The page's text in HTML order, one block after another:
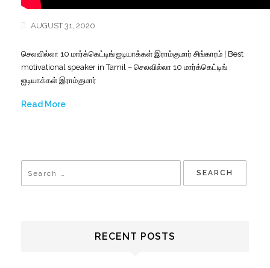
AUGUST 31, 2020
செலவில்லா 10 மார்க்கெட்டிங் ஐடியாக்கள் இராம்குமார் சிங்காரம் | Best
motivational speaker in Tamil – செலவில்லா 10 மார்க்கெட்டிங்
ஐடியாக்கள் இராம்குமார்
Read More
RECENT POSTS